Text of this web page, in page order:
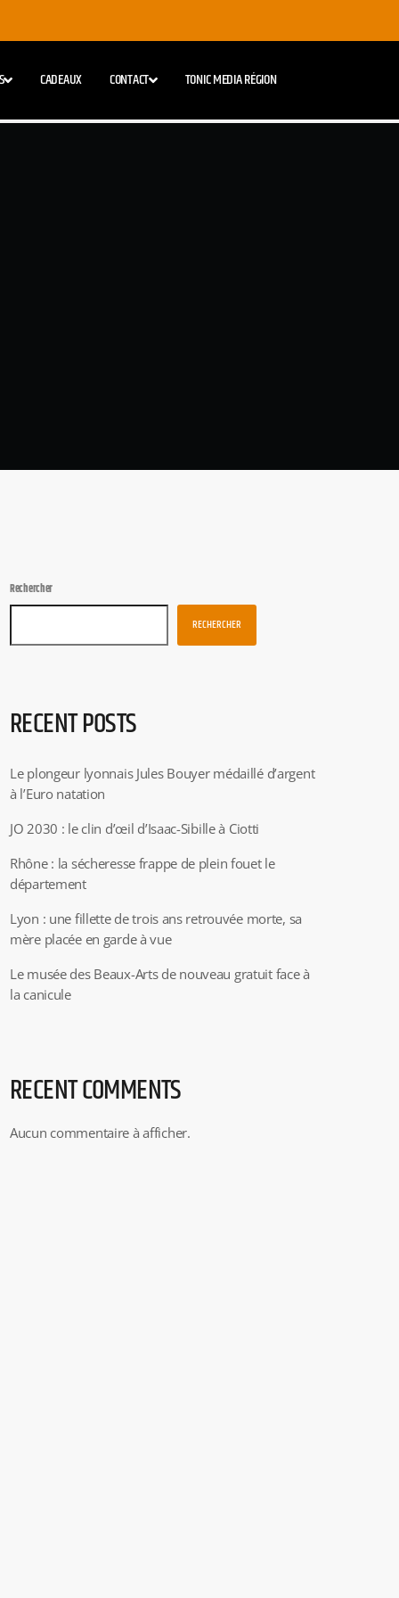
CADEAUX CONTACT TONIC MEDIA RÉGION
Rechercher
RECHERCHER
RECENT POSTS
Le plongeur lyonnais Jules Bouyer médaillé d’argent
à l’Euro natation
JO 2030 : le clin d’œil d’Isaac-Sibille à Ciotti
Rhône : la sécheresse frappe de plein fouet le
département
Lyon : une fillette de trois ans retrouvée morte, sa
mère placée en garde à vue
Le musée des Beaux-Arts de nouveau gratuit face à
la canicule
RECENT COMMENTS
Aucun commentaire à afficher.